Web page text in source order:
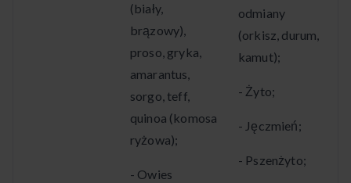
(biały,
brązowy),
proso, gryka,
amarantus,
sorgo, teff,
quinoa (komosa
ryżowa);
- Owies
odmiany
(orkisz, durum,
kamut);
- Żyto;
- Jęczmień;
- Pszenżyto;